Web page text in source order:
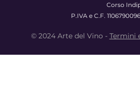
Corso
P.IVA e C.F.
© 2024 Arte del Vino - Termini